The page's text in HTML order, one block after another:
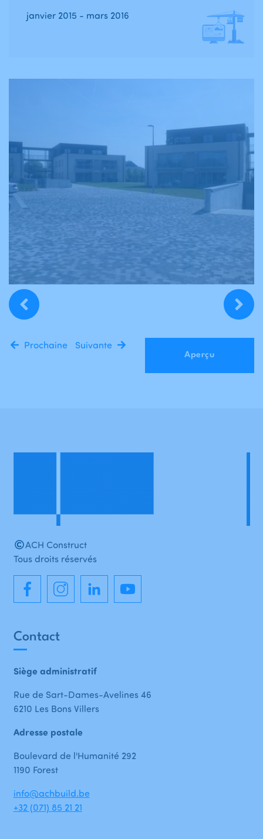
janvier 2015 - mars 2016
Prochaine
Aperçu
Suivante
Contact
Siège administratif
Rue de Sart-Dames-Avelines 46
6210 Les Bons Villers
Adresse postale
Boulevard de l'Humanité 292
1190 Forest
info@achbuild.be
+32 (071) 85 21 21
ACH Construct
Tous droits réservés